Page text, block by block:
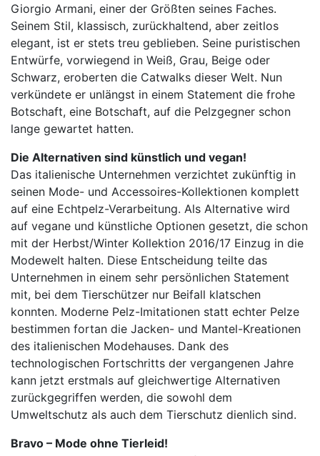
Giorgio Armani, einer der Größten seines Faches.
Seinem Stil, klassisch, zurückhaltend, aber zeitlos
elegant, ist er stets treu geblieben. Seine puristischen
Entwürfe, vorwiegend in Weiß, Grau, Beige oder
Schwarz, eroberten die Catwalks dieser Welt. Nun
verkündete er unlängst in einem Statement die frohe
Botschaft, eine Botschaft, auf die Pelzgegner schon
lange gewartet hatten.
Die Alternativen sind künstlich und vegan!
Das italienische Unternehmen verzichtet zukünftig in
seinen Mode- und Accessoires-Kollektionen komplett
auf eine Echtpelz-Verarbeitung. Als Alternative wird
auf vegane und künstliche Optionen gesetzt, die schon
mit der Herbst/Winter Kollektion 2016/17 Einzug in die
Modewelt halten. Diese Entscheidung teilte das
Unternehmen in einem sehr persönlichen Statement
mit, bei dem Tierschützer nur Beifall klatschen
konnten. Moderne Pelz-Imitationen statt echter Pelze
bestimmen fortan die Jacken- und Mantel-Kreationen
des italienischen Modehauses. Dank des
technologischen Fortschritts der vergangenen Jahre
kann jetzt erstmals auf gleichwertige Alternativen
zurückgegriffen werden, die sowohl dem
Umweltschutz als auch dem Tierschutz dienlich sind.
Bravo – Mode ohne Tierleid!